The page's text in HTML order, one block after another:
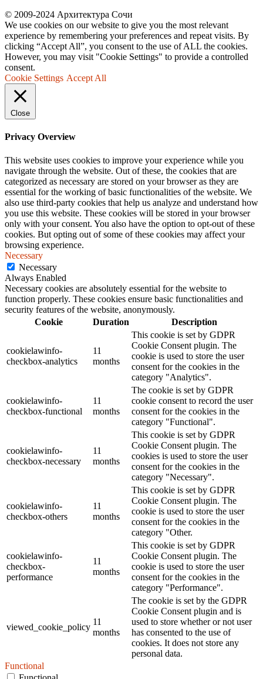
© 2009-2024 Архитектура Сочи
We use cookies on our website to give you the most relevant
experience by remembering your preferences and repeat visits. By
clicking “Accept All”, you consent to the use of ALL the cookies.
However, you may visit "Cookie Settings" to provide a controlled
consent.
Cookie Settings Accept All
Close
Privacy Overview
This website uses cookies to improve your experience while you
navigate through the website. Out of these, the cookies that are
categorized as necessary are stored on your browser as they are
essential for the working of basic functionalities of the website. We
also use third-party cookies that help us analyze and understand how
you use this website. These cookies will be stored in your browser
only with your consent. You also have the option to opt-out of these
cookies. But opting out of some of these cookies may affect your
browsing experience.
Necessary
Necessary
Always Enabled
Necessary cookies are absolutely essential for the website to
function properly. These cookies ensure basic functionalities and
security features of the website, anonymously.
Cookie
Duration Description
cookielawinfo-
checkbox-analytics
11
months
This cookie is set by GDPR
Cookie Consent plugin. The
cookie is used to store the user
consent for the cookies in the
category "Analytics".
cookielawinfo-
checkbox-functional
11
months
The cookie is set by GDPR
cookie consent to record the user
consent for the cookies in the
category "Functional".
cookielawinfo-
checkbox-necessary
11
months
This cookie is set by GDPR
Cookie Consent plugin. The
cookies is used to store the user
consent for the cookies in the
category "Necessary".
cookielawinfo-
checkbox-others
11
months
This cookie is set by GDPR
Cookie Consent plugin. The
cookie is used to store the user
consent for the cookies in the
category "Other.
cookielawinfo-
checkbox-
performance
11
months
This cookie is set by GDPR
Cookie Consent plugin. The
cookie is used to store the user
consent for the cookies in the
category "Performance".
viewed_cookie_policy
11
months
The cookie is set by the GDPR
Cookie Consent plugin and is
used to store whether or not user
has consented to the use of
cookies. It does not store any
personal data.
Functional